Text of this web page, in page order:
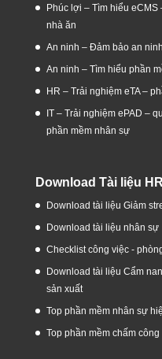
Phúc lợi – Tìm hiểu
nhà ăn
An ninh – Đảm bảo an
An ninh – Tìm hiểu phần
HR – Trải nghiệm eTA –
IT – Trải nghiệm ePAD –
phần mềm nhân sự
Download Tài liệu HR
Download tài liệu Giảm
Download tài liệu nhân sự
Checklist công việc -
Download tài liệu Cẩm
sản xuất
Top phần mềm nhân sự
Top phần mềm chấm công